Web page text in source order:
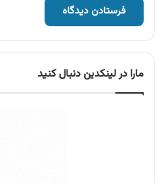
مارا در لینکدین دنبال کنید